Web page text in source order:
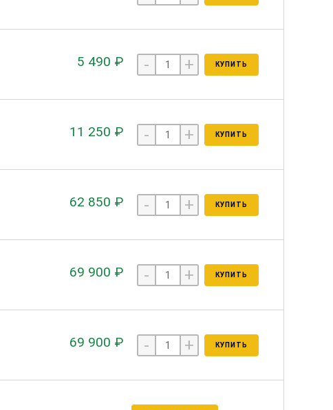
5 490 ₽ - + КУПИТЬ
11 250 ₽ - + КУПИТЬ
62 850 ₽ - + КУПИТЬ
69 900 ₽ - + КУПИТЬ
69 900 ₽ - + КУПИТЬ